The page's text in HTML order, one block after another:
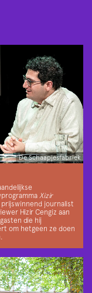
De Schaapjesfabriek
Xizir
journalist
Hizir Cengiz aan
die hij
om hetgeen ze doen